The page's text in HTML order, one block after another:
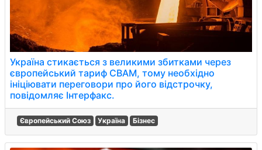
Україна стикається з великими збитками через
європейський тариф СВАМ, тому необхідно
ініціювати переговори про його відстрочку,
повідомляє Інтерфакс.
Європейський Союз Україна Бізнес